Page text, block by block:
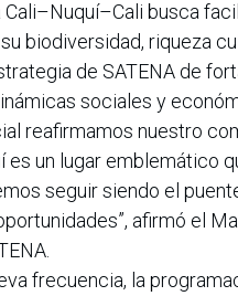
Cali–Nuquí–Cali busca
biodiversidad, riqueza
de SATENA de
sociales y
reafirmamos nuestro
un lugar emblemático
seguir siendo el
afirmó el
frecuencia, la